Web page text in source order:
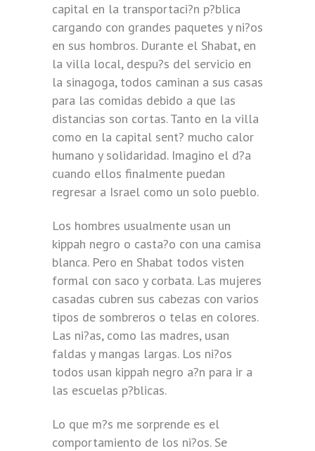
capital en la transportaci?n p?blica
cargando con grandes paquetes y ni?os
en sus hombros. Durante el Shabat, en
la villa local, despu?s del servicio en
la sinagoga, todos caminan a sus casas
para las comidas debido a que las
distancias son cortas. Tanto en la villa
como en la capital sent? mucho calor
humano y solidaridad. Imagino el d?a
cuando ellos finalmente puedan
regresar a Israel como un solo pueblo.
Los hombres usualmente usan un
kippah negro o casta?o con una camisa
blanca. Pero en Shabat todos visten
formal con saco y corbata. Las mujeres
casadas cubren sus cabezas con varios
tipos de sombreros o telas en colores.
Las ni?as, como las madres, usan
faldas y mangas largas. Los ni?os
todos usan kippah negro a?n para ir a
las escuelas p?blicas.
Lo que m?s me sorprende es el
comportamiento de los ni?os. Se